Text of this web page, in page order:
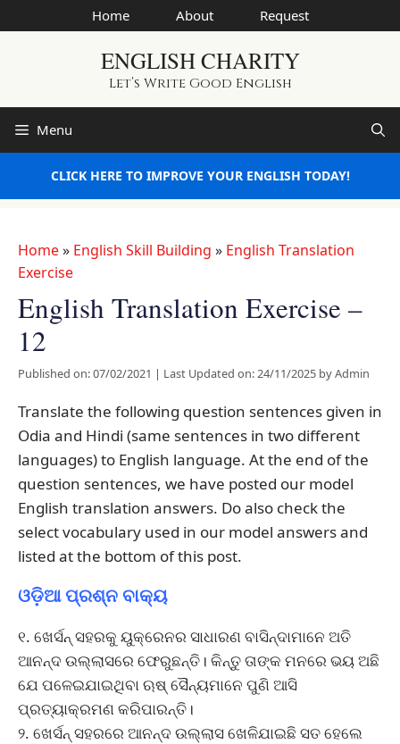
to
Home About Request
ENGLISH CHARITY
Let’s Write Good English
Menu
CLICK HERE TO IMPROVE YOUR ENGLISH TODAY!
Home» English Skill Building » English Translation
Exercise
English Translation Exercise –
12
Published on: 07/02/2021 | Last Updated on: 24/11/2025 byAdmin
Translate the following question sentences given in
Odia and Hindi (same sentences in two different
languages) to English language. At the end of the
question sentences, we have posted our model
English translation answers. Do also check the
select vocabulary used in our model answers and
listed at the bottom of this post.
ଓଡ଼ିଆ ପ୍ରଶ୍ନ ବାକ୍ୟ
୧. ଖେର୍ସନ୍ ସହରକୁ ୟୁକ୍ରେନର ସାଧାରଣ ବାସିନ୍ଦାମାନେ ଅତି
ଆନନ୍ଦ ଉଲ୍ଲାସରେ ଫେରୁଛନ୍ତି। କିନ୍ତୁ ତାଙ୍କ ମନରେ ଭୟ ଅଛି
ଯେ ପଳେଇଯାଇଥିବା ଋଷ୍ ସୈନ୍ୟମାନେ ପୁଣି ଆସି
ପ୍ରତ୍ୟାକ୍ରମଣ କରିପାରନ୍ତି।
୨. ଖେର୍ସନ୍ ସହରରେ ଆନନ୍ଦ ଉଲ୍ଲାସ ଖେଳିଯାଇଛି ସତ ହେଲେ